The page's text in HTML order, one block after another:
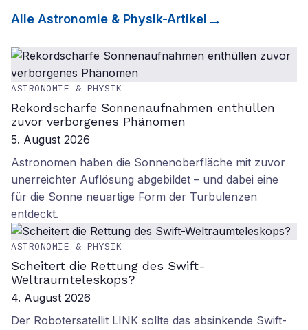
Alle Astronomie & Physik-Artikel
ASTRONOMIE & PHYSIK
Rekordscharfe Sonnenaufnahmen enthüllen
zuvor verborgenes Phänomen
5. August 2026
Astronomen haben die Sonnenoberfläche mit zuvor
unerreichter Auflösung abgebildet – und dabei eine
für die Sonne neuartige Form der Turbulenzen
entdeckt.
ASTRONOMIE & PHYSIK
Scheitert die Rettung des Swift-
Weltraumteleskops?
4. August 2026
Der Robotersatellit LINK sollte das absinkende Swift-